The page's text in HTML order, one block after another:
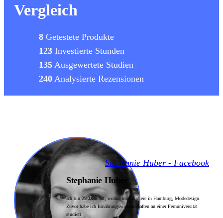
Vergleich
8 Getestete Produkte
123 Investierte Stunden
135 Ausgewertete Studien
240 Analysierte Rezensionen
Stephanie Huber - Facebook
Stephanie Huber
Ich bin 29 Jahre alt, wohne und studiere in Hamburg, Modedesign.
Zuvor habe ich Ernährungswissenschaften an einer Fernuniversität
studiert.